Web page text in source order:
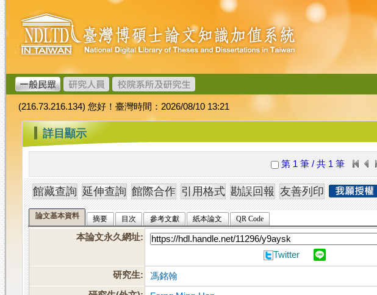
跳
到
主
要
內
容
臺
灣
博
碩
士
論
文
加
值
系
統
(216.73.216.134) 您好！臺灣時間：2026/08/10 13:21
::: 詳目顯示
第 1 筆 / 共 1 筆
論文基本資料 摘要 目次 參考文獻 紙本論文 QR Code
本論文永久網址:
Twitter
研究生:
馮銘翰